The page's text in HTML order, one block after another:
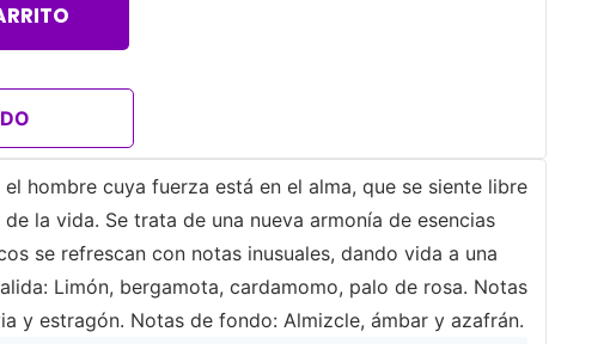
hombre cuya fuerza está en el alma, que se siente libre
la vida. Se trata de una nueva armonía de esencias
se refrescan con notas inusuales, dando vida a una
Limón, bergamota, cardamomo, palo de rosa. Notas
y estragón. Notas de fondo: Almizcle, ámbar y azafrán.